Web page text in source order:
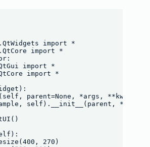
import *
import *
import *
import *
parent=None, *args, **kwargs):
self).__init__(parent, *args,
270)